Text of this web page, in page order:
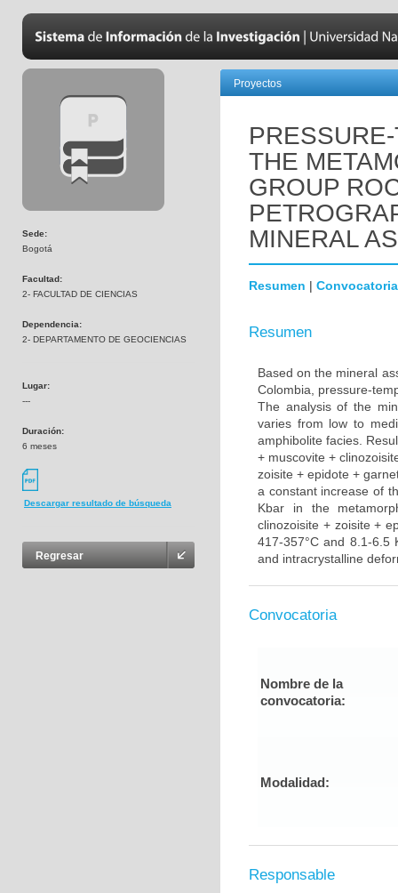
Sede:
Bogotá
Facultad:
2- FACULTAD DE CIENCIAS
Dependencia:
2- DEPARTAMENTO DE GEOCIENCIAS
Lugar:
---
Duración:
6 meses
Descargar resultado de búsqueda
Regresar
Proyectos
THE
GROUP
MINERAL
Resumen | Convocatoria
Resumen
Based on the mineral
Colombia, pressure-
The analysis of the
varies from low to
amphibolite facies.
+ muscovite +
zoisite + epidote +
a constant increase of
Kbar in the
clinozoisite + zoisite +
417-357°C and 8.1-6.5
and intracrystalline
Convocatoria
Nombre de la
convocatoria:
Modalidad:
Responsable